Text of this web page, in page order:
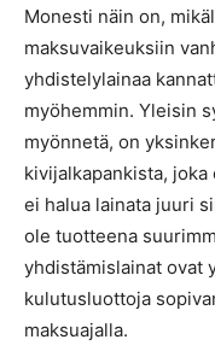
Monesti näin on,
maksuvaikeuksiin
yhdistelylainaa
myöhemmin. Yleisin
myönnetä, on
kivijalkapankista,
ei halua lainata juuri
ole tuotteena
yhdistämislainat ovat
kulutusluottoja
maksuajalla.